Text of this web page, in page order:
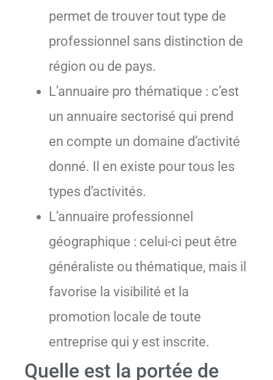
permet de trouver tout type de
professionnel sans distinction de
région ou de pays.
L’annuaire pro thématique : c’est
un annuaire sectorisé qui prend
en compte un domaine d’activité
donné. Il en existe pour tous les
types d’activités.
L’annuaire professionnel
géographique : celui-ci peut être
généraliste ou thématique, mais il
favorise la visibilité et la
promotion locale de toute
entreprise qui y est inscrite.
Quelle est la portée de